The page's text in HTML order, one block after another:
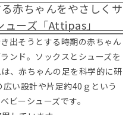
赤ちゃんをやさしくサ
ーズ「Attipas」
出そうとする時期の赤ちゃん
ンド。ソックスとシューズを
、赤ちゃんの足を科学的に研
い設計や片足約40ｇという
ビーシューズです。